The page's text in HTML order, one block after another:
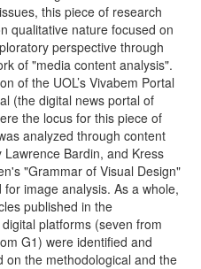
this piece of research
qualitative nature focused on
perspective through
of "media content analysis".
of the UOL’s Vivabem Portal
(the digital news portal of
the locus for this piece of
analyzed through content
Lawrence Bardin, and Kress
"Grammar of Visual Design"
for image analysis. As a whole,
published in the
platforms (seven from
G1) were identified and
on the methodological and the